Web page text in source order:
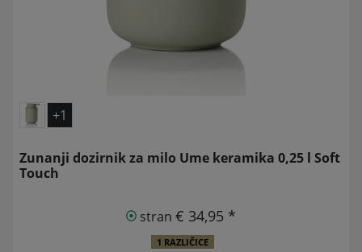
+1
Zunanji dozirnik za milo Ume keramika 0,25 l Soft
Touch
stran€ 34,95 *
1 RAZLIČICE